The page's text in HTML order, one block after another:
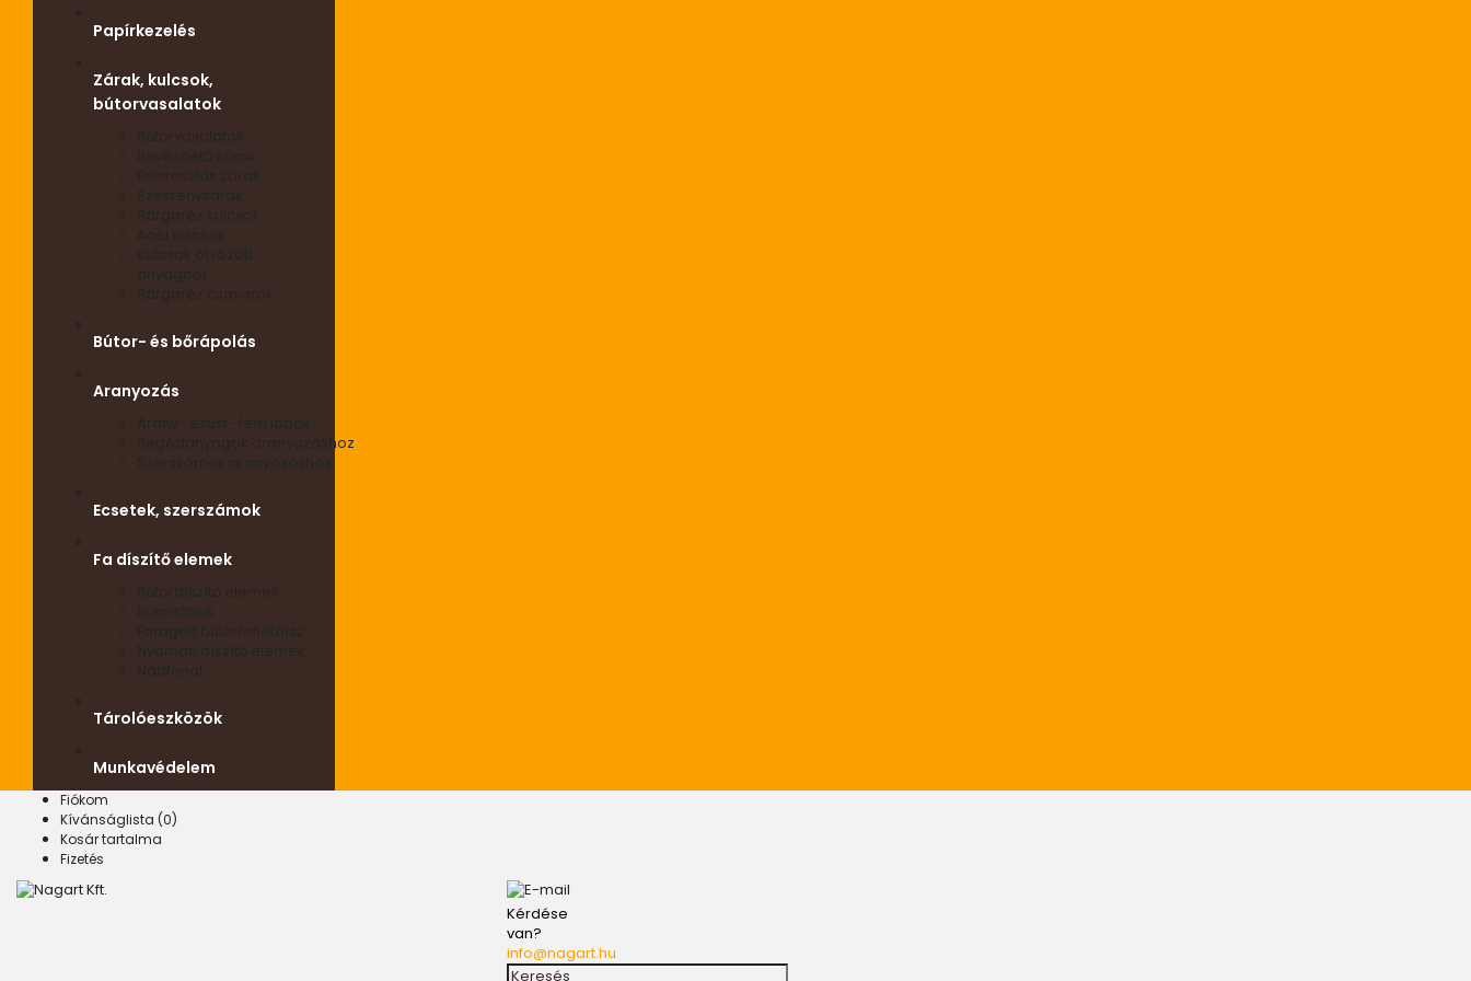
Papírkezelés
Zárak, kulcsok,
bútorvasalatok
Bútorvasalatok
Bevéshető zárak
Beeresztős zárak
Szekrényzárak
Sárgaréz kulcsok
Acél kulcsok
Kulcsok ötvözött
Sárgaréz csavarok
Bútor- és bőrápolás
Aranyozás
Arany- ezüst- fém lapok
Segédanyagok aranyozáshoz
Szerszámok aranyozáshoz
Ecsetek, szerszámok
Fa díszítő elemek
Bútordíszítő elemek
Bútorlábak
Faragott bútorfeltétdísz
Nyomott díszítő elemek
Tárolóeszközök
Munkavédelem
Fiókom
Kívánságlista (0)
Kosár tartalma
Fizetés
Kérdése
van?
info@nagart.hu